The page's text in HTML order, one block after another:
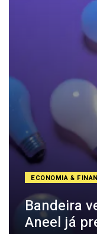
ECONOMIA &
Bandeira
Aneel já